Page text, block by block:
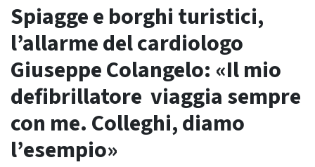
Spiagge e borghi turistici,
l’allarme del cardiologo
Giuseppe Colangelo: «Il mio
defibrillatore viaggia sempre
con me. Colleghi, diamo
l’esempio»